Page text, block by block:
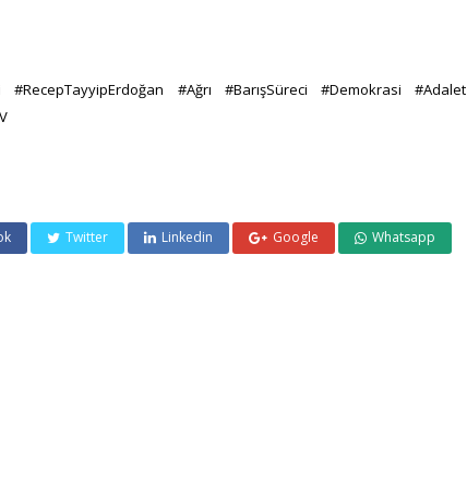
#RecepTayyipErdoğan #Ağrı #BarışSüreci #Demokrasi #Adalet
Twitter Linkedin Google Whatsapp